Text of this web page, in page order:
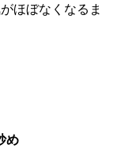
ほぼなくなるま
め